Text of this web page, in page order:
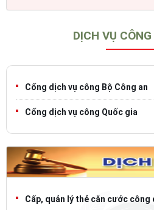
DỊCH VỤ
Cổng dịch vụ công Bộ Công an
Cổng dịch vụ công Quốc gia
Cấp, quản lý thẻ căn cước công